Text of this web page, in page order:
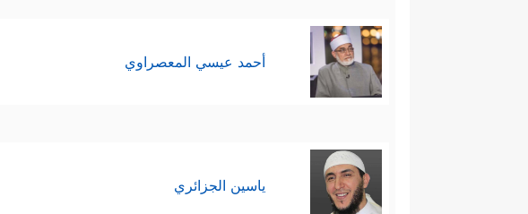
أحمد عيسي المعصراوي
ياسين الجزائري